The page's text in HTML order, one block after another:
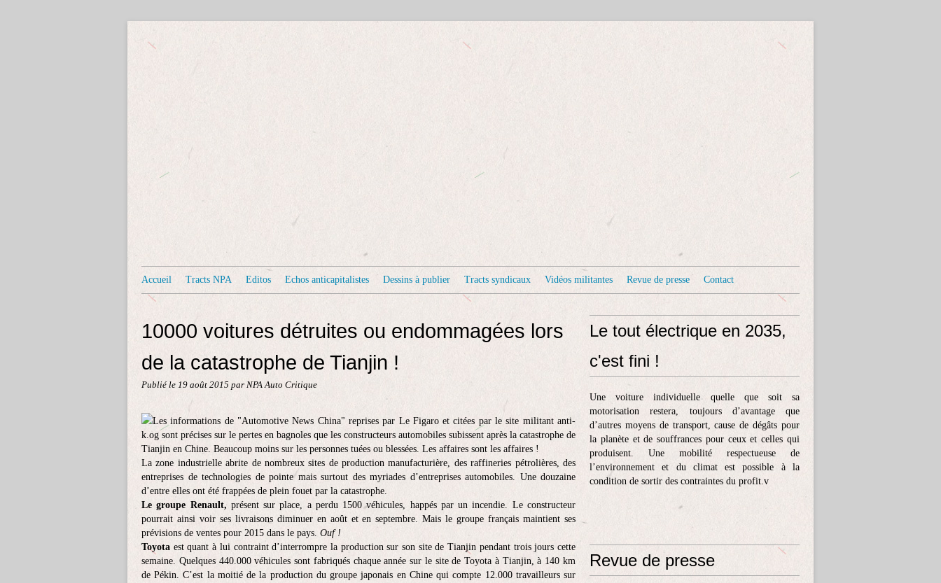
Accueil Tracts NPA Editos Echos anticapitalistes Dessins à publier Tracts syndicaux Vidéos militantes Revue de presse Contact
10000 voitures détruites ou endommagées lors
de la catastrophe de Tianjin !
Publié le 19 août 2015 par NPA Auto Critique
Les informations de "Automotive News China" reprises par Le Figaro et citées par le site militant anti-
k.og sont précises sur le pertes en bagnoles que les constructeurs automobiles subissent après la catastrophe de
Tianjin en Chine. Beaucoup moins sur les personnes tuées ou blessées. Les affaires sont les affaires !
La zone industrielle abrite de nombreux sites de production manufacturière, des raffineries pétrolières, des
entreprises de technologies de pointe mais surtout des myriades d’entreprises automobiles. Une douzaine
d’entre elles ont été frappées de plein fouet par la catastrophe.
Le groupe Renault,présent sur place, a perdu 1500 véhicules, happés par un incendie. Le constructeur
pourrait ainsi voir ses livraisons diminuer en août et en septembre. Mais le groupe français maintient ses
prévisions de ventes pour 2015 dans le pays. Ouf !
Toyota est quant à lui contraint d’interrompre la production sur son site de Tianjin pendant trois jours cette
semaine. Quelques 440.000 véhicules sont fabriqués chaque année sur le site de Toyota à Tianjin, à 140 km
de Pékin. C’est la moitié de la production du groupe japonais en Chine qui compte 12.000 travailleurs sur
Le tout électrique en 2035,
c'est fini !
Une voiture individuelle quelle que soit sa
motorisation restera, toujours d’avantage que
d’autres moyens de transport, cause de dégâts pour
la planète et de souffrances pour ceux et celles qui
produisent. Une mobilité respectueuse de
l’environnement et du climat est possible à la
condition de sortir des contraintes du profit.v
Revue de presse